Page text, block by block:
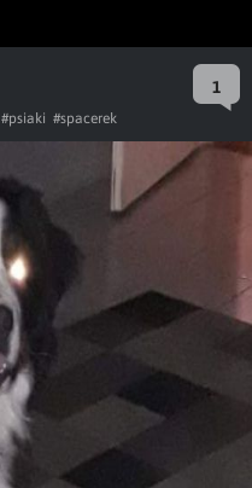
1
#psiaki #spacerek